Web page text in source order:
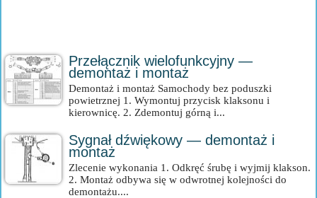
Przełącznik wielofunkcyjny —
demontaż i montaż
Demontaż i montaż Samochody bez poduszki
powietrznej 1. Wymontuj przycisk klaksonu i
kierownicę. 2. Zdemontuj górną i...
Sygnał dźwiękowy — demontaż i
montaż
Zlecenie wykonania 1. Odkręć śrubę i wyjmij klakson.
2. Montaż odbywa się w odwrotnej kolejności do
demontażu....